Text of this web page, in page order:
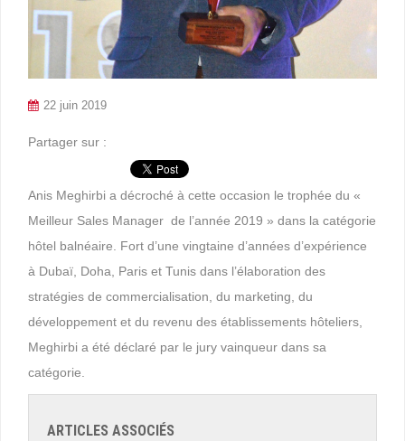
22 juin 2019
Partager sur :
Anis Meghirbi a décroché à cette occasion le trophée du «
Meilleur Sales Manager de l’année 2019 » dans la catégorie
hôtel balnéaire. Fort d’une vingtaine d’années d’expérience
à Dubaï, Doha, Paris et Tunis dans l’élaboration des
stratégies de commercialisation, du marketing, du
développement et du revenu des établissements hôteliers,
Meghirbi a été déclaré par le jury vainqueur dans sa
catégorie.
ARTICLES ASSOCIÉS